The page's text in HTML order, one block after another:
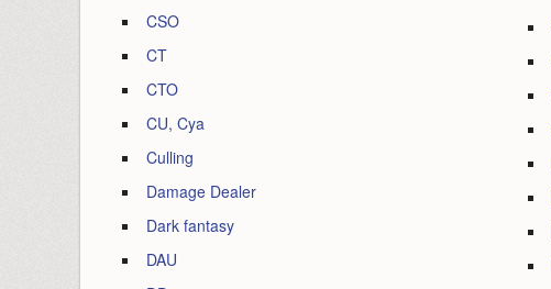
CSO
CT
CTO
CU, Cya
Culling
Damage Dealer
Dark fantasy
DAU